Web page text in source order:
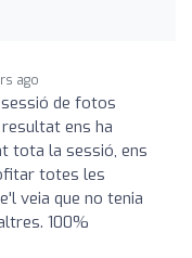
ago
de fotos
ens ha
tota la sessió, ens
totes les
veia que no tenia
100%